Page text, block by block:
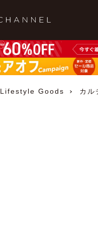
Lifestyle Goods カル